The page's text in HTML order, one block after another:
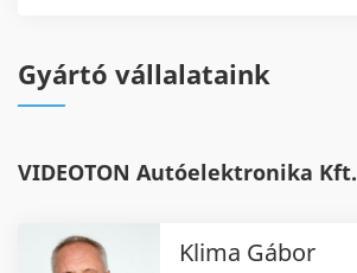
Gyártó vállalataink
VIDEOTON Autóelektronika Kft.
Klima Gábor